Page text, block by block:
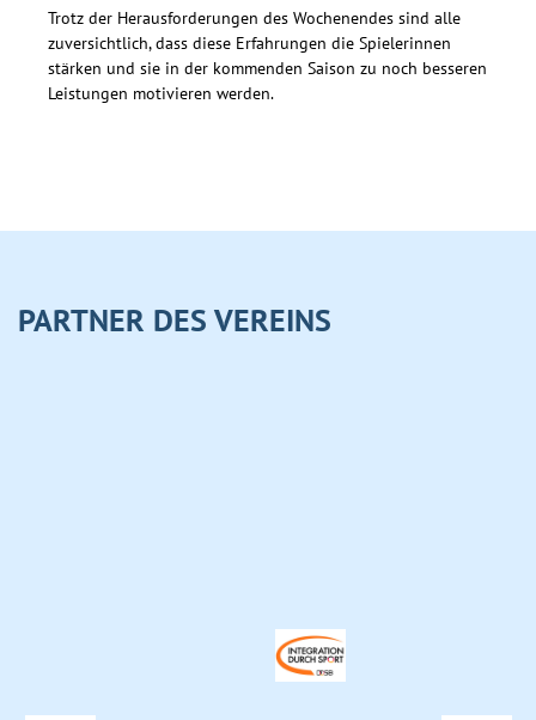
Trotz der Herausforderungen des Wochenendes sind alle
zuversichtlich, dass diese Erfahrungen die Spielerinnen
stärken und sie in der kommenden Saison zu noch besseren
Leistungen motivieren werden.
PARTNER DES VEREINS